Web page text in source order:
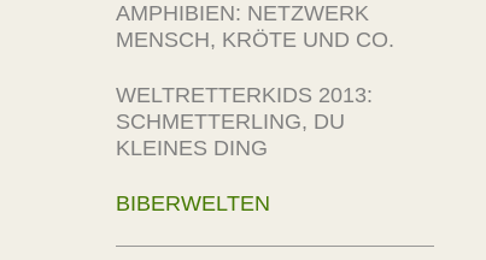
AMPHIBIEN: NETZWERK
MENSCH, KRÖTE UND CO.
WELTRETTERKIDS 2013:
SCHMETTERLING, DU
KLEINES DING
BIBERWELTEN